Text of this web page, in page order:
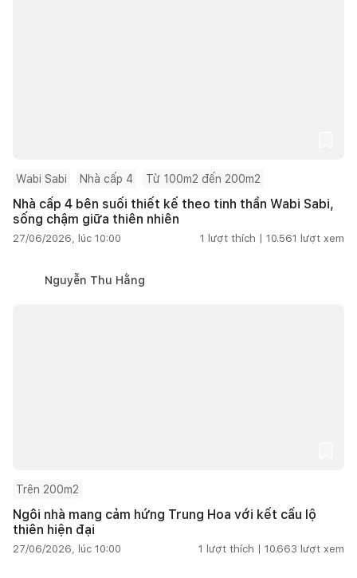
Wabi Sabi Nhà cấp 4 Từ 100m2 đến 200m2
Nhà cấp 4 bên suối thiết kế theo tinh thần Wabi Sabi,
sống chậm giữa thiên nhiên
27/06/2026, lúc 10:00 1 lượt thích | 10.561 lượt xem
Nguyễn Thu Hằng
Trên 200m2
Ngôi nhà mang cảm hứng Trung Hoa với kết cấu lộ
thiên hiện đại
27/06/2026, lúc 10:00 1 lượt thích | 10.663 lượt xem